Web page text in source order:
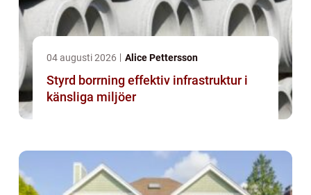
04 augusti 2026 Alice Pettersson
Styrd borrning effektiv infrastruktur i
känsliga miljöer